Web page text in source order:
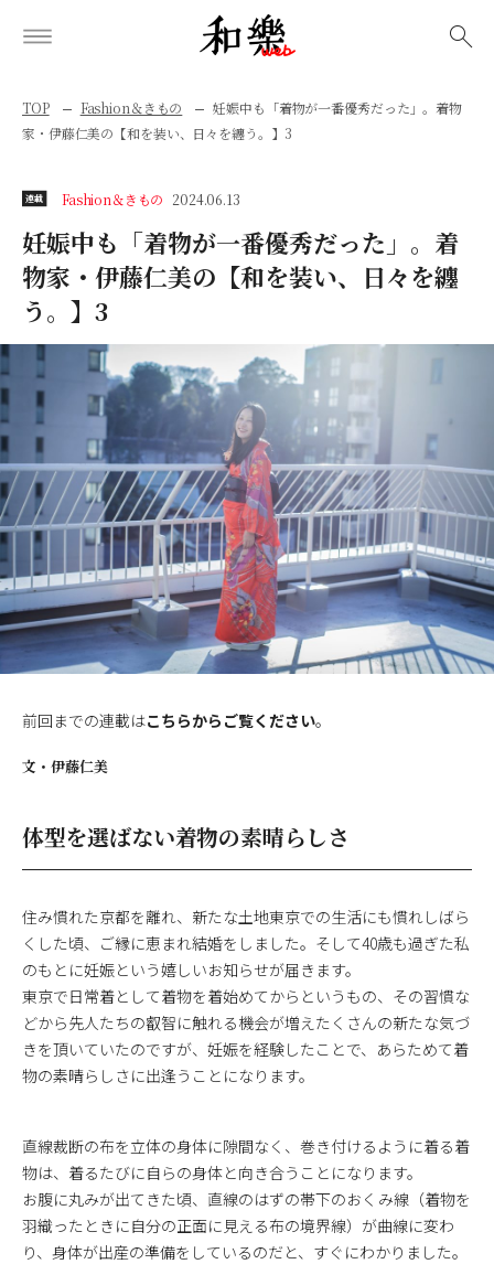
TOP Fashion＆きもの
妊娠中も「着物が一番優秀だった」。着物
家・伊藤仁美の【和を装い、日々を纏う。】3
連載 Fashion＆きもの 2024.06.13
妊娠中も「着物が一番優秀だった」。着
物家・伊藤仁美の【和を装い、日々を纏
う。】3
前回までの連載はこちらからご覧ください。
文・ 伊藤仁美
体型を選ばない着物の素晴らしさ
住み慣れた京都を離れ、新たな土地東京での生活にも慣れしばら
くした頃、ご縁に恵まれ結婚をしました。そして40歳も過ぎた私
のもとに妊娠という嬉しいお知らせが届きます。
東京で日常着として着物を着始めてからというもの、その習慣な
どから先人たちの叡智に触れる機会が増えたくさんの新たな気づ
きを頂いていたのですが、妊娠を経験したことで、あらためて着
物の素晴らしさに出逢うことになります。
直線裁断の布を立体の身体に隙間なく、巻き付けるように着る着
物は、着るたびに自らの身体と向き合うことになります。
お腹に丸みが出てきた頃、直線のはずの帯下のおくみ線（着物を
羽織ったときに自分の正面に見える布の境界線）が曲線に変わ
り、身体が出産の準備をしているのだと、すぐにわかりました。